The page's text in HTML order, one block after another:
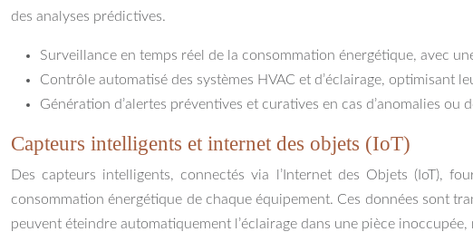
des analyses prédictives.
Surveillance en temps réel de la consommation énergétique, avec
Contrôle automatisé des systèmes HVAC et d’éclairage, optimisant
Génération d’alertes préventives et curatives en cas d’anomalies ou
Capteurs intelligents et internet des objets (IoT)
Des capteurs intelligents, connectés via l’Internet des Objets (IoT),
consommation énergétique de chaque équipement. Ces données sont
peuvent éteindre automatiquement l’éclairage dans une pièce inoccupée,